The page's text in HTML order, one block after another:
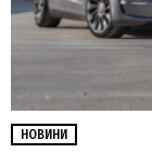
НОВИНИ